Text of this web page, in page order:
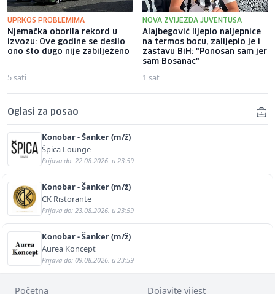
UPRKOS PROBLEMIMA
Njemačka oborila rekord u
izvozu: Ove godine se desilo
ono što dugo nije zabilježeno
5 sati
NOVA ZVIJEZDA JUVENTUSA
Alajbegović lijepio naljepnice
na termos bocu, zalijepio je i
zastavu BiH: "Ponosan sam jer
sam Bosanac"
1 sat
Oglasi za posao
Konobar - Šanker (m/ž)
Špica Lounge
Prijava do: 22.08.2026. u 23:59
Konobar - Šanker (m/ž)
CK Ristorante
Prijava do: 23.08.2026. u 23:59
Konobar - Šanker (m/ž)
Aurea Koncept
Prijava do: 09.08.2026. u 23:59
Početna Dojavite vijest